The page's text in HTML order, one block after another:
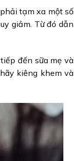
tạm xa một số
giảm. Từ đó dẫn
đến sữa mẹ và
kiêng khem và